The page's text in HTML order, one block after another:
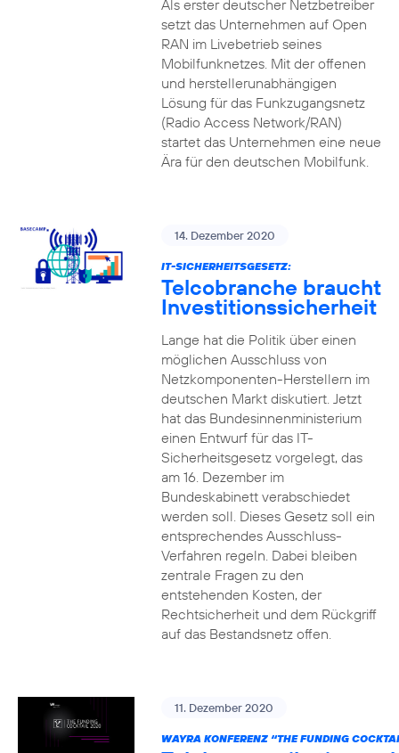
Als erster deutscher Netzbetreiber
setzt das Unternehmen auf Open
RAN im Livebetrieb seines
Mobilfunknetzes. Mit der offenen
und herstellerunabhängigen
Lösung für das Funkzugangsnetz
(Radio Access Network/RAN)
startet das Unternehmen eine neue
Ära für den deutschen Mobilfunk.
14. Dezember 2020
IT-SICHERHEITSGESETZ:
Telcobranche braucht
Investitionssicherheit
Lange hat die Politik über einen
möglichen Ausschluss von
Netzkomponenten-Herstellern im
deutschen Markt diskutiert. Jetzt
hat das Bundesinnenministerium
einen Entwurf für das IT-
Sicherheitsgesetz vorgelegt, das
am 16. Dezember im
Bundeskabinett verabschiedet
werden soll. Dieses Gesetz soll ein
entsprechendes Ausschluss-
Verfahren regeln. Dabei bleiben
zentrale Fragen zu den
entstehenden Kosten, der
Rechtsicherheit und dem Rückgriff
auf das Bestandsnetz offen.
11. Dezember 2020
WAYRA KONFERENZ “THE FUNDING